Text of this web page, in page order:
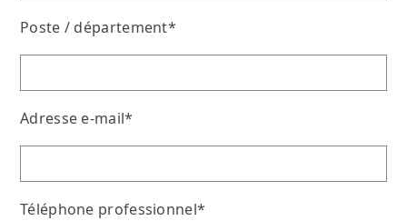
Poste / département*
Adresse e-mail*
Téléphone professionnel*